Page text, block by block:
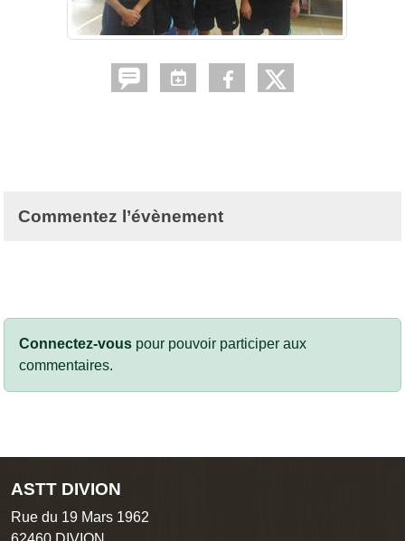
Commentez l’évènement
Connectez-vous pour pouvoir participer aux
commentaires.
ASTT DIVION
Rue du 19 Mars 1962